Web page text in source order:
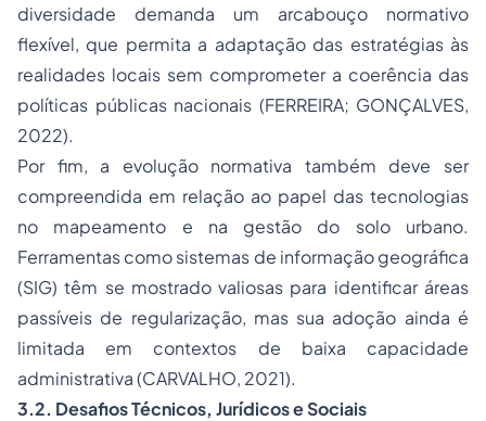
diversidade demanda um arcabouço normativo
flexível, que permita a adaptação das estratégias às
realidades locais sem comprometer a coerência das
políticas públicas nacionais (FERREIRA; GONÇALVES,
2022).
Por fim, a evolução normativa também deve ser
compreendida em relação ao papel das tecnologias
no mapeamento e na gestão do solo urbano.
Ferramentas como sistemas de informação geográfica
(SIG) têm se mostrado valiosas para identificar áreas
passíveis de regularização, mas sua adoção ainda é
limitada em contextos de baixa capacidade
administrativa (CARVALHO, 2021).
3.2. Desafios Técnicos, Jurídicos e Sociais